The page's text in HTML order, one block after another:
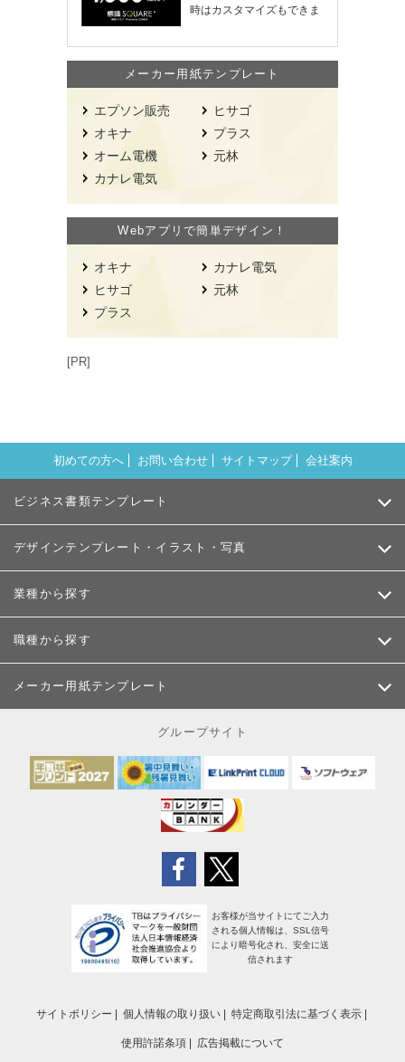
時はカスタマイズもできま
メーカー用紙テンプレート
エプソン販売
オキナ
オーム電機
カナレ電気
ヒサゴ
プラス
元林
Webアプリで簡単デザイン！
オキナ
ヒサゴ
プラス
カナレ電気
元林
[PR]
初めての方へ お問い合わせ サイトマップ 会社案内
ビジネス書類テンプレート
デザインテンプレート・イラスト・写真
業種から探す
職種から探す
メーカー用紙テンプレート
グループサイト
お客様が当サイトにてご入力
される個人情報は、SSL信号
により暗号化され、安全に送
信されます
サイトポリシー 個人情報の取り扱い 特定商取引法に基づく表示
使用許諾条項 広告掲載について